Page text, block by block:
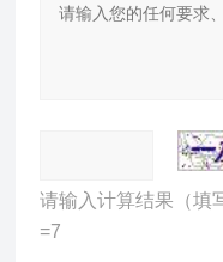
请输入计算结果（填
=7